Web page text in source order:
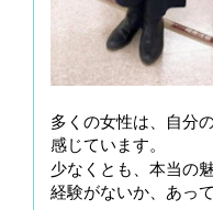
多くの女性は、自分
感じています。
少なくとも、本当の
経験がないか、あっ